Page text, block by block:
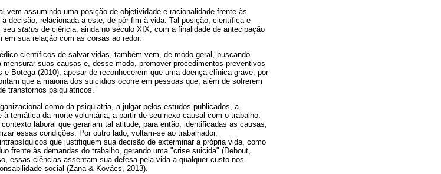
vem assumindo uma posição de objetividade e racionalidade frente às
decisão, relacionada a este, de pôr fim à vida. Tal posição, científica e
seu status de ciência, ainda no século XIX, com a finalidade de antecipação
em sua relação com as coisas ao redor.
científicos de salvar vidas, também vem, de modo geral, buscando
suas causas e, desse modo, promover procedimentos preventivos
Botega (2010), apesar de reconhecerem que uma doença clínica grave, por
que a maioria dos suicídios ocorre em pessoas que, além de sofrerem
transtornos psiquiátricos.
como da psiquiatria, a julgar pelos estudos publicados, a
temática da morte voluntária, a partir de seu nexo causal com o trabalho.
laboral que gerariam tal atitude, para então, identificadas as causas,
essas condições. Por outro lado, voltam-se ao trabalhador,
que justifiquem sua decisão de exterminar a própria vida, como
frente às demandas do trabalho, gerando uma "crise suicida" (Debout,
essas ciências assentam sua defesa pela vida a qualquer custo nos
social (Zana & Kovács, 2013).